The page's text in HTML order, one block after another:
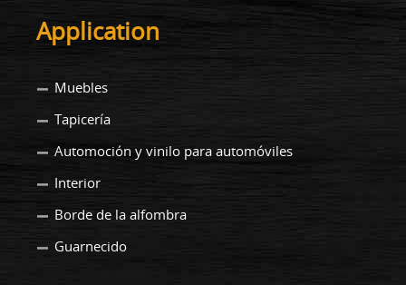
Application
Muebles
Tapicería
Automoción y vinilo para automóviles
Interior
Borde de la alfombra
Guarnecido